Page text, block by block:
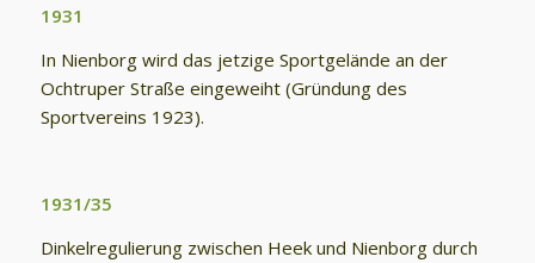
1931
In Nienborg wird das jetzige Sportgelände an der
Ochtruper Straße eingeweiht (Gründung des
Sportvereins 1923).
1931/35
Dinkelregulierung zwischen Heek und Nienborg durch